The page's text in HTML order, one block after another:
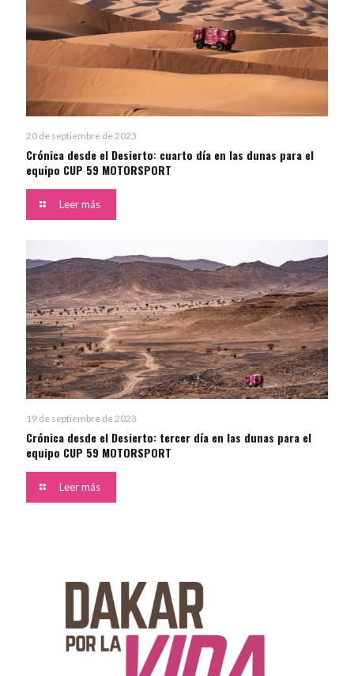
20 de septiembre de 2023
Crónica desde el Desierto: cuarto día en las dunas para el
equipo CUP 59 MOTORSPORT
Leer más
19 de septiembre de 2023
Crónica desde el Desierto: tercer día en las dunas para el
equipo CUP 59 MOTORSPORT
Leer más